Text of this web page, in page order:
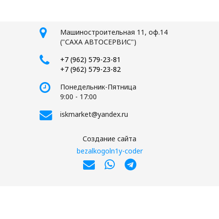
Машиностроительная 11, оф.14
("САХА АВТОСЕРВИС")
+7 (962) 579-23-81
+7 (962) 579-23-82
Понедельник-Пятница
9:00 - 17:00
iskmarket@yandex.ru
Создание сайта
bezalkogoln1y-coder